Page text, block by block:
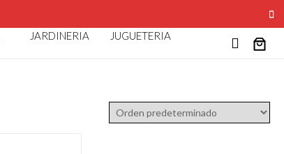
JARDINERIA
JUGUETERIA